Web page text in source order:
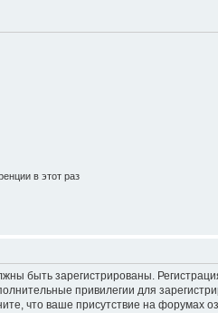
в этот раз
быть зарегистрированы.
привилегии для
что ваше присутствие на форумах